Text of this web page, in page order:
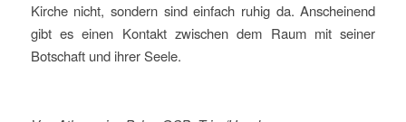
Kirche nicht, sondern sind einfach ruhig da. Anscheinend
gibt es einen Kontakt zwischen dem Raum mit seiner
Botschaft und ihrer Seele.